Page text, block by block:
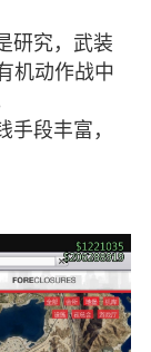
研究，武装
机动作战中
段丰富，